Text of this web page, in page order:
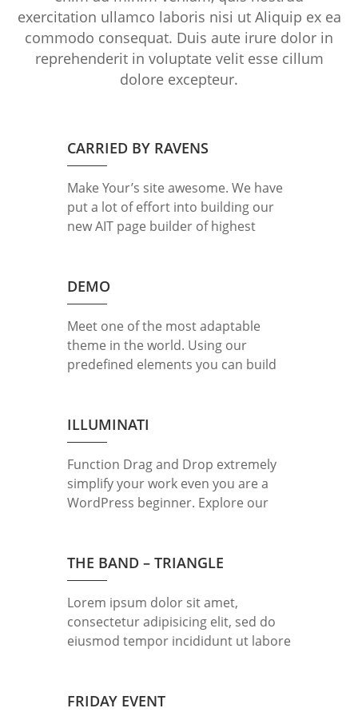
exercitation ullamco laboris nisi ut Aliquip ex ea
commodo consequat. Duis aute irure dolor in
reprehenderit in voluptate velit esse cillum
dolore excepteur.
CARRIED BY RAVENS
Make Your’s site awesome. We have
put a lot of effort into building our
new AIT page builder of highest
dolor sit amet, consectetur
adipisicing elit, sed do eiusmod
tempor incididunt ut labore et
dolore magna aliqua. Ut enim ad
minim veniam, […]
DEMO
Meet one of the most adaptable
theme in the world. Using our
predefined elements you can build
amet, consectetur adipisicing elit,
sed do eiusmod tempor incididunt
ut labore et dolore magna aliqua. Ut
enim ad minim veniam, quis nostrud
exercitation ullamco laboris nisi ut
ILLUMINATI
Function Drag and Drop extremely
simplify your work even you are a
WordPress beginner. Explore our
consectetur adipisicing elit, sed do
eiusmod tempor incididunt ut labore
et dolore magna aliqua. Ut enim ad
minim veniam, quis nostrud
exercitation ullamco laboris nisi ut
THE BAND – TRIANGLE
Lorem ipsum dolor sit amet,
consectetur adipisicing elit, sed do
eiusmod tempor incididunt ut labore
exercitation ullamco laboris nisi ut
FRIDAY EVENT